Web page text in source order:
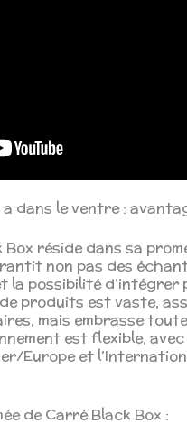
a dans le ventre :
réside dans sa
non pas des
la possibilité d’intégrer
produits est vaste,
mais embrasse
est flexible,
Europe et
de Carré Black Box :